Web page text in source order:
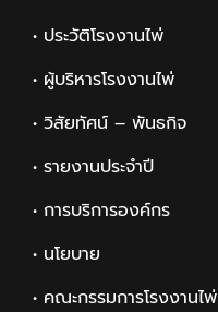
• ประวัติโรงงานไพ่
• ผู้บริหารโรงงานไพ่
• วิสัยทัศน์ – พันธกิจ
• รายงานประจำปี
• การบริการองค์กร
• นโยบาย
• คณะกรรมการโรงงานไพ่